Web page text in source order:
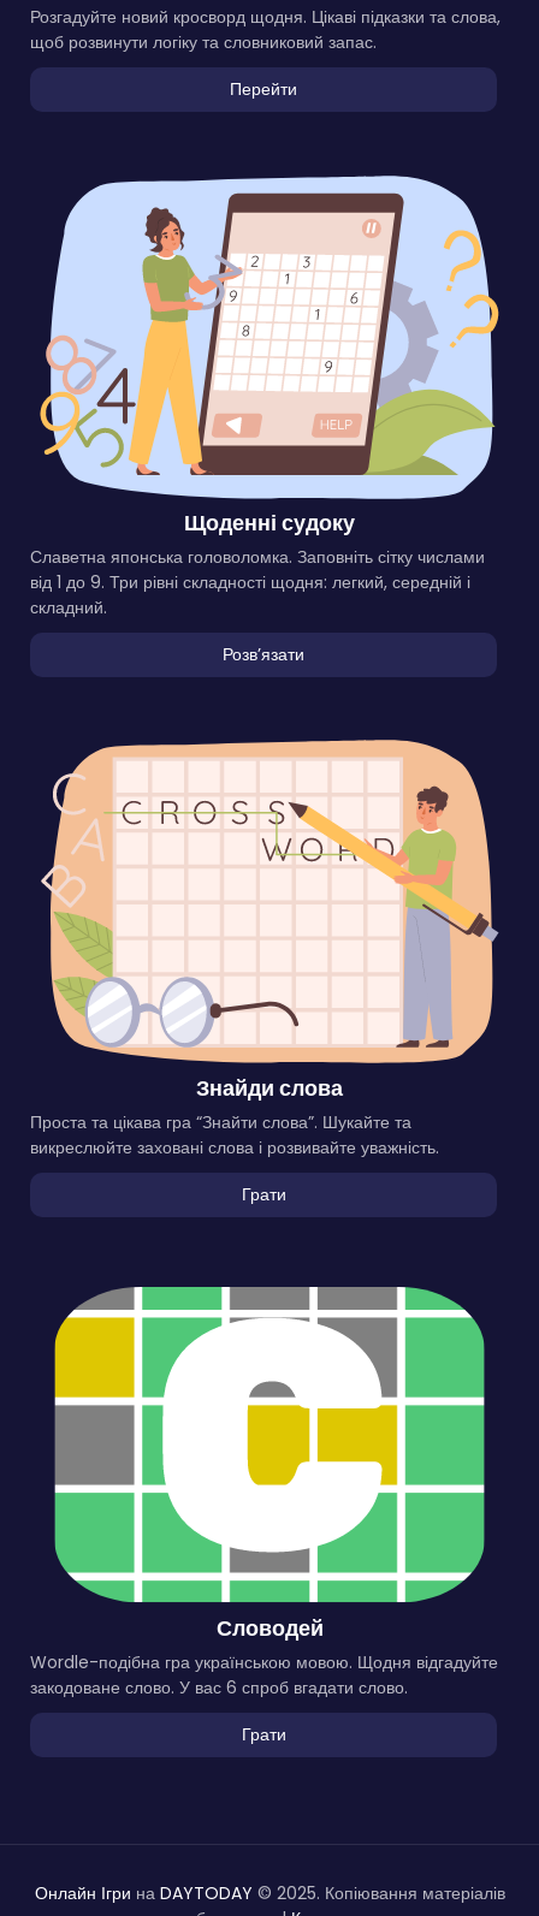
Розгадуйте новий кросворд щодня. Цікаві підказки та слова,
щоб розвинути логіку та словниковий запас.
Перейти
Щоденні судоку
Славетна японська головоломка. Заповніть сітку числами
від 1 до 9. Три рівні складності щодня: легкий, середній і
складний.
Розвʼязати
Знайди слова
Проста та цікава гра “Знайти слова”. Шукайте та
викреслюйте заховані слова і розвивайте уважність.
Грати
Словодей
Wordle-подібна гра українською мовою. Щодня відгадуйте
закодоване слово. У вас 6 спроб вгадати слово.
Грати
Онлайн Ігри на DAYTODAY © 2025. Копіювання матеріалів